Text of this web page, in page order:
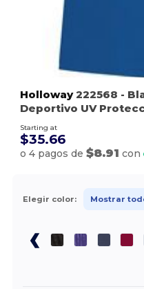
Holloway222568 -
Deportivo UV
Starting at
$35.66
o 4 pagos de$8.91 con
Elegir color: Mostrar